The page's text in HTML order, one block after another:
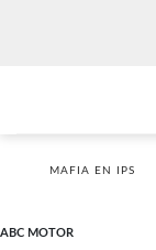
MAFIA EN IPS
ABC MOTOR